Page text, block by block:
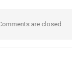
are closed.